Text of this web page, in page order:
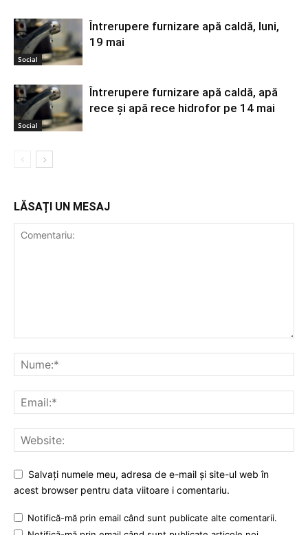
Social
Întrerupere furnizare apă caldă, luni,
19 mai
Social
Întrerupere furnizare apă caldă, apă
rece și apă rece hidrofor pe 14 mai
LĂSAȚI UN MESAJ
Salvați numele meu, adresa de e-mail și site-ul web în
acest browser pentru data viitoare i comentariu.
Notifică-mă prin email când sunt publicate alte comentarii.